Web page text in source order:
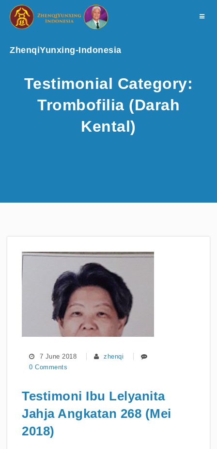
ZhenqiYunxing-Indonesia
Toggle
Testimonial Category:
Trombofilia (Darah
Kental)
7 June 2018
zhenqi
0 Comments
Testimoni Ibu Lelyanita
Jahja Angkatan 268 (Mei
2018)